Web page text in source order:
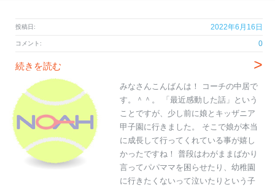
投稿日: 2022年6月16日
コメント: 0
続きを読む >
みなさんこんばんは！ コーチの中居で
す。＾＾。 「最近感動した話」という
ことですが、少し前に娘とキッザニア
甲子園に行きました。 そこで娘が本当
に成長して行ってくれている事が嬉し
かったですね！ 普段はわがままばかり
言ってパパママを困らせたり、幼稚園
に行きたくないって泣いたりという子